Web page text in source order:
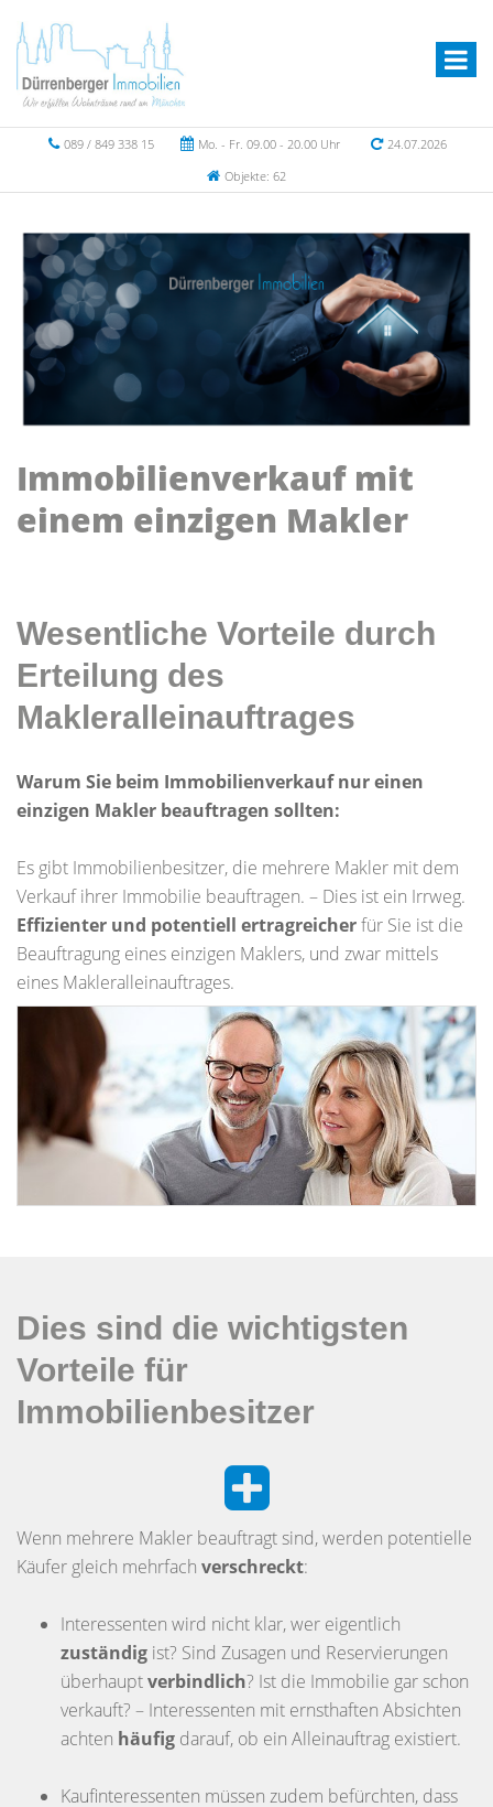
089 / 849 338 15 Mo. - Fr. 09.00 - 20.00 Uhr
24.07.2026
Objekte: 62
Immobilienverkauf mit
einem einzigen Makler
Wesentliche Vorteile durch
Erteilung des
Makleralleinauftrages
Warum Sie beim Immobilienverkauf nur einen
einzigen Makler beauftragen sollten:
Es gibt Immobilienbesitzer, die mehrere Makler mit dem
Verkauf ihrer Immobilie beauftragen. – Dies ist ein Irrweg.
Effizienter und potentiell ertragreicherfür Sie ist die
Beauftragung eines einzigen Maklers, und zwar mittels
eines Makleralleinauftrages.
Dies sind die wichtigsten
Vorteile für
Immobilienbesitzer
Wenn mehrere Makler beauftragt sind, werden potentielle
Käufer gleich mehrfach verschreckt:
Interessenten wird nicht klar, wer eigentlich
zuständig ist? Sind Zusagen und Reservierungen
überhauptverbindlich? Ist die Immobilie gar schon
verkauft? – Interessenten mit ernsthaften Absichten
achten häufig darauf, ob ein Alleinauftrag existiert.
Kaufinteressenten müssen zudem befürchten, dass